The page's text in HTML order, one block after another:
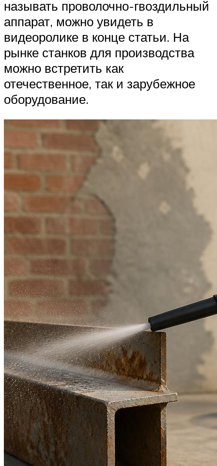
называть проволочно-гвоздильный
аппарат, можно увидеть в
видеоролике в конце статьи. На
рынке станков для производства
можно встретить как
отечественное, так и зарубежное
оборудование.